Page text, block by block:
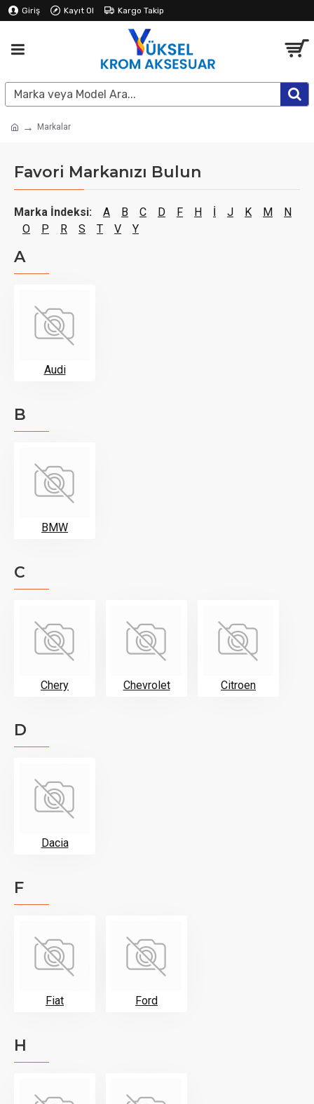
Giriş Kayıt Ol Kargo Takip
Markalar
Favori Markanızı Bulun
Marka İndeksi: A B C D F H İ J K M
N
O
P R S T V Y
A
Audi
B
BMW
C
Chery Chevrolet Citroen
D
Dacia
F
Fiat Ford
H